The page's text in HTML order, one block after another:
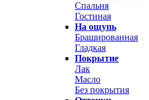
Спальня
Гостиная
На ощупь
Брашированная
Гладкая
Покрытие
Лак
Масло
Без покрытия